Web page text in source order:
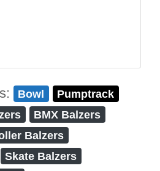
Bowl Pumptrack
BMX Balzers
Balzers
Skate Balzers